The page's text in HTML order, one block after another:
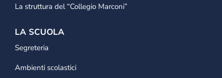
La struttura del “Collegio Marconi”
LA SCUOLA
Segreteria
Ambienti scolastici